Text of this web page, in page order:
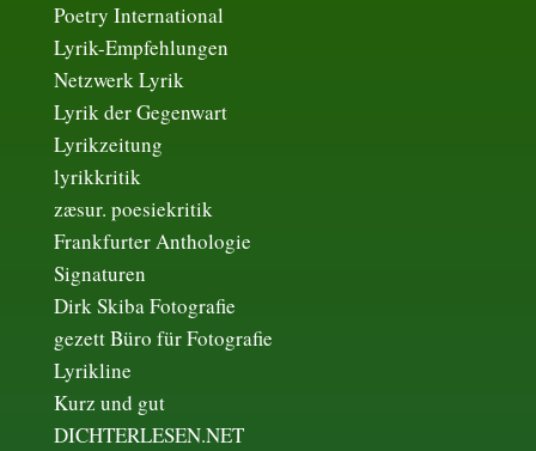
Poetry International
Lyrik-Empfehlungen
Netzwerk Lyrik
Lyrik der Gegenwart
Lyrikzeitung
lyrikkritik
zæsur. poesiekritik
Frankfurter Anthologie
Signaturen
Dirk Skiba Fotografie
gezett Büro für Fotografie
Lyrikline
Kurz und gut
DICHTERLESEN.NET